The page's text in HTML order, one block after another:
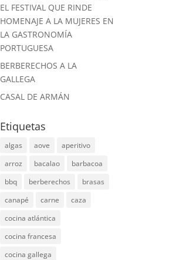
EL FESTIVAL QUE RINDE
HOMENAJE A LA MUJERES EN
LA GASTRONOMÍA
PORTUGUESA
BERBERECHOS A LA
GALLEGA
CASAL DE ARMÁN
Etiquetas
algas aove
aperitivo
arroz
bacalao
barbacoa
bbq
berberechos
brasas
canapé
carne
caza
cocina atlántica
cocina francesa
cocina gallega